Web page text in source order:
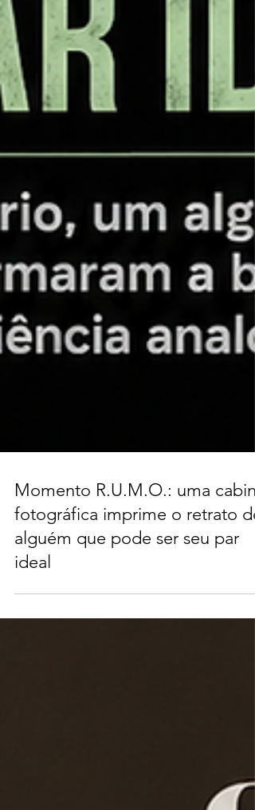
Momento R.U.M.O.: uma cabine
fotográfica imprime o retrato de
alguém que pode ser seu par